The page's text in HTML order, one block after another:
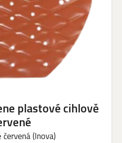
plastové cihlově
červená(Inova)